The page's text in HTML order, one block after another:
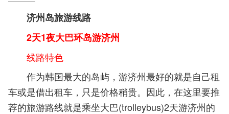
济州岛旅游线路
2天1夜大巴环岛游济州
线路特色
作为韩国最大的岛屿，游济州最好的就是自己租
车或是借出租车，只是价格稍贵。因此，在这里要推
荐的旅游路线就是乘坐大巴(trolleybus)2天游济州的